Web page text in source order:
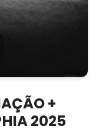
+
2025